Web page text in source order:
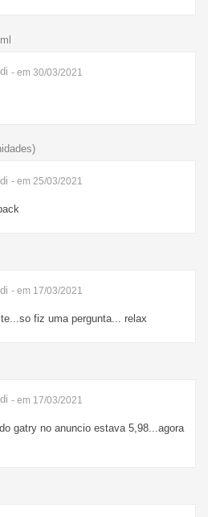
- em 30/03/2021
- em 25/03/2021
- em 17/03/2021
fiz uma pergunta... relax
- em 17/03/2021
gatry no anuncio estava 5,98...agora